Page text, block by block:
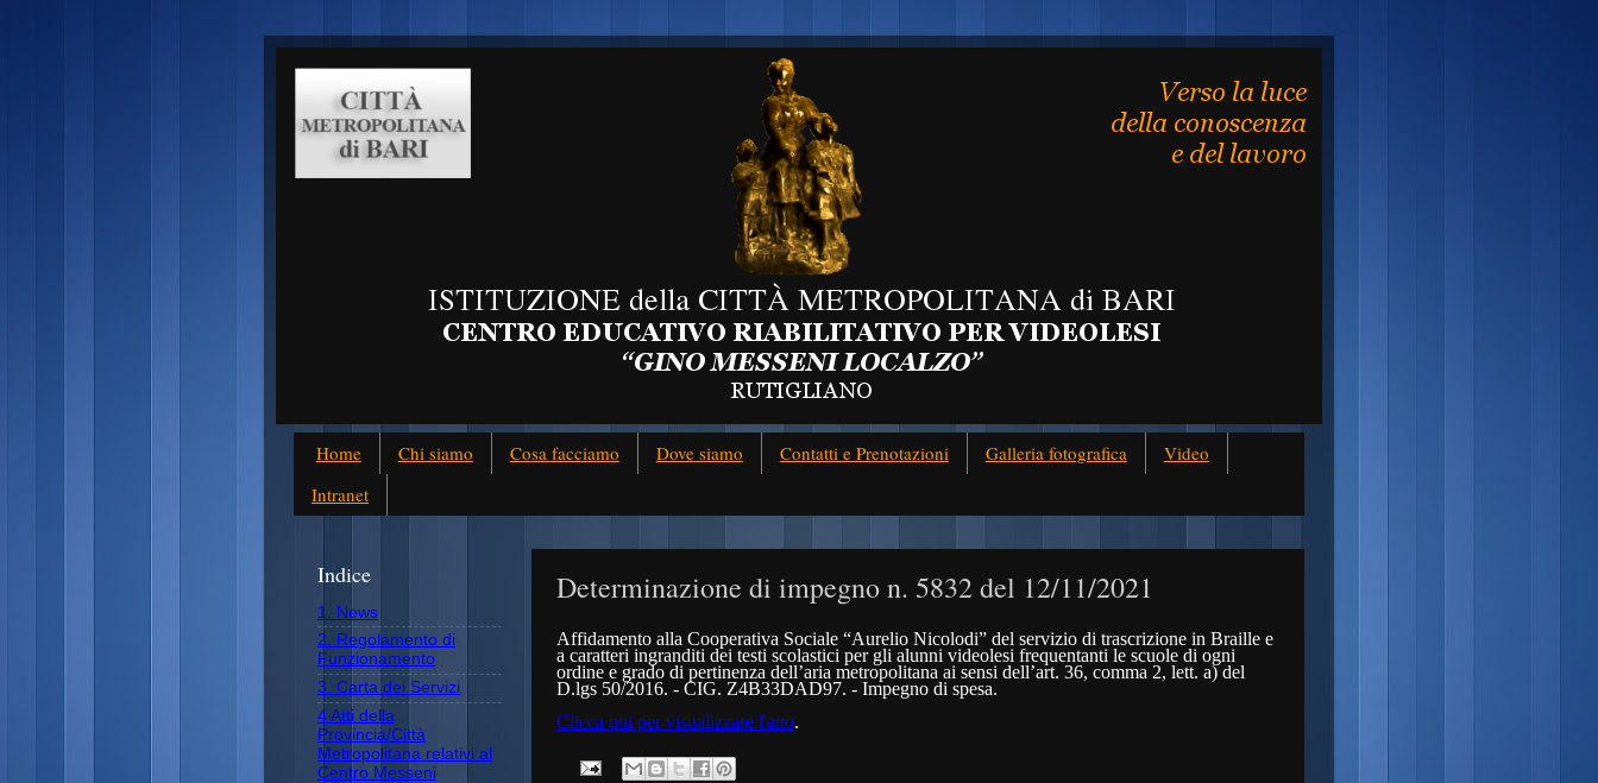
Home Chi siamo Cosa facciamo Dove siamo Contatti e Prenotazioni Galleria fotografica
Video
Intranet
Determinazione di impegno n. 5832 del 12/11/2021
Affidamento alla Cooperativa Sociale “Aurelio Nicolodi” del servizio di trascrizione in Braille e
a caratteri ingranditi dei testi scolastici per gli alunni videolesi frequentanti le scuole di ogni
ordine e grado di pertinenza dell’aria metropolitana ai sensi dell’art. 36, comma 2, lett. a) del
D.lgs 50/2016. - CIG. Z4B33DAD97. - Impegno di spesa.
Clicca qui per visualizzare l'atto.
Indice
1. News
2. Regolamento di
Funzionamento
3. Carta dei Servizi
4 Atti della
Provincia/Città
Metropolitana relativi al
Centro Messeni